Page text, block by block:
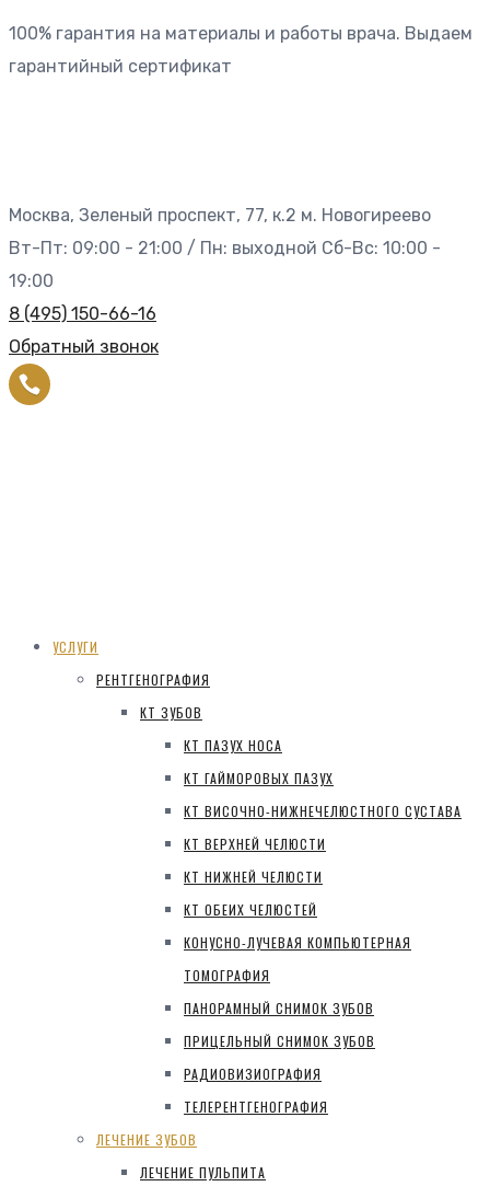
100% гарантия на материалы и работы врача. Выдаем
гарантийный сертификат
Москва, Зеленый проспект, 77, к.2 м. Новогиреево
Вт-Пт: 09:00 - 21:00 / Пн: выходной Сб-Вс: 10:00 -
19:00
8 (495) 150-66-16
Обратный звонок
УСЛУГИ
РЕНТГЕНОГРАФИЯ
КТ ЗУБОВ
КТ ПАЗУХ НОСА
КТ ГАЙМОРОВЫХ ПАЗУХ
КТ ВИСОЧНО-НИЖНЕЧЕЛЮСТНОГО СУСТАВА
КТ ВЕРХНЕЙ ЧЕЛЮСТИ
КТ НИЖНЕЙ ЧЕЛЮСТИ
КТ ОБЕИХ ЧЕЛЮСТЕЙ
КОНУСНО-ЛУЧЕВАЯ КОМПЬЮТЕРНАЯ
ТОМОГРАФИЯ
ПАНОРАМНЫЙ СНИМОК ЗУБОВ
ПРИЦЕЛЬНЫЙ СНИМОК ЗУБОВ
РАДИОВИЗИОГРАФИЯ
ТЕЛЕРЕНТГЕНОГРАФИЯ
ЛЕЧЕНИЕ ЗУБОВ
ЛЕЧЕНИЕ ПУЛЬПИТА